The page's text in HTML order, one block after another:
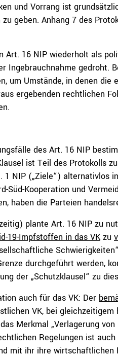
und Vorrang ist
geben. Anhang 7 des
Art. 16 NIP wiederholt als
Ingebrauchnahme gedroht.
um Umstände, in denen die
ergebenden rechtlichen
des Art. 16 NIP
ist Teil des Protokolls
1 NIP („Ziele“) alternativlos
Süd-Kooperation und
haben die Parteien
plante Art. 16 NIP zu
19-Impfstoffen in das VKzu
durchgeführt werden,
der „Schutzklausel“ zu
auch für das VK: Der
VK, bei gleichzeitigem
Merkmal „Verlagerung
Regelungen ist
mit ihr ihre wirtschaftlichen